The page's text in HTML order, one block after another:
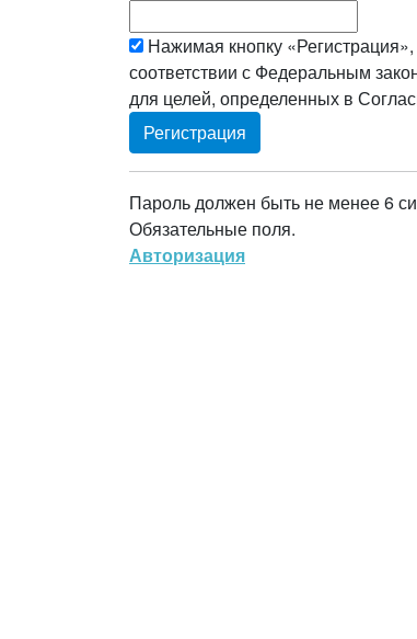
Нажимая кнопку
соответствии с Федеральным
для целей, определенных в
Пароль должен быть не менее 6
Обязательные поля.
Авторизация